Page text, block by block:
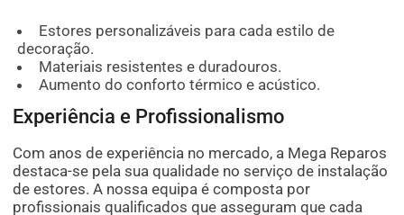
Estores personalizáveis para cada estilo de
decoração.
Materiais resistentes e duradouros.
Aumento do conforto térmico e acústico.
Experiência e Profissionalismo
Com anos de experiência no mercado, a Mega Reparos
destaca-se pela sua qualidade no serviço de instalação
de estores. A nossa equipa é composta por
profissionais qualificados que asseguram que cada